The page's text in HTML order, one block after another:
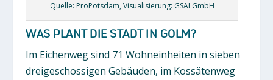
Quelle: ProPotsdam, Visualisierung: GSAI GmbH
WAS PLANT DIE STADT IN GOLM?
Im Eichenweg sind 71 Wohneinheiten in sieben
dreigeschossigen Gebäuden, im Kossätenweg